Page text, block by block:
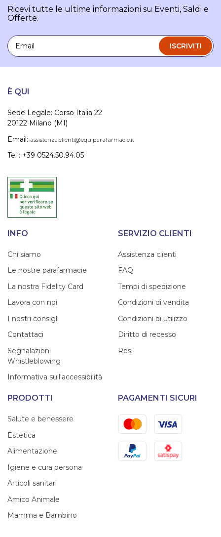
Ricevi tutte le ultime informazioni su Eventi, Saldi e
Offerte.
Email
ISCRIVITI
È QUI
Sede Legale: Corso Italia 22
20122 Milano (MI)
Email: assistenza.clienti@equiparafarmacie.it
Tel : +39 0524.50.94.05
INFO
Chi siamo
Le nostre parafarmacie
La nostra Fidelity Card
Lavora con noi
I nostri consigli
Contattaci
Segnalazioni
Whistleblowing
Informativa sull'accessibilità
SERVIZIO CLIENTI
Assistenza clienti
FAQ
Tempi di spedizione
Condizioni di vendita
Condizioni di utilizzo
Diritto di recesso
Resi
PRODOTTI
Salute e benessere
Estetica
Alimentazione
Igiene e cura persona
Articoli sanitari
Amico Animale
Mamma e Bambino
PAGAMENTI SICURI
MastercardVisa
PayPal Satispay